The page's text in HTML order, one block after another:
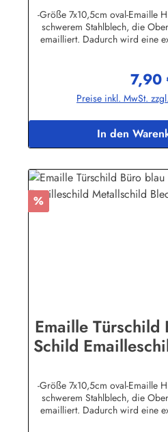
-Größe 7x10,5cm oval-Emaille
schwerem Stahlblech, die
emailliert. Dadurch wird eine
enthalten sind, dürfen nur lose
die Lackierung abplatzen kann-
auch nach Wunsch gefertigt
Binikowski
7,90
Preise inkl. MwSt.
In den
Rabatt
%
Emaille Türschild
Schild
-Größe 7x10,5cm oval-Emaille
schwerem Stahlblech, die
emailliert. Dadurch wird eine